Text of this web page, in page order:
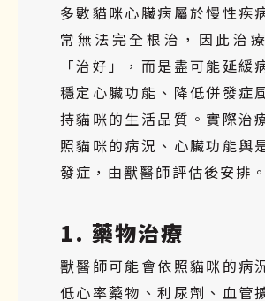
多數貓咪心臟病屬於慢性疾
常無法完全根治，因此治
「治好」，而是盡可能延緩
穩定心臟功能、降低併發症
持貓咪的生活品質。實際治
照貓咪的病況、心臟功能與
發症，由獸醫師評估後安排。
1. 藥物治療
獸醫師可能會依照貓咪的病
低心率藥物、利尿劑、血管